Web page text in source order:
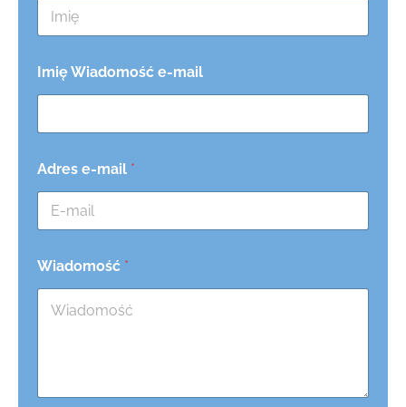
Imię Wiadomość e-mail
Adres e-mail *
Wiadomość *